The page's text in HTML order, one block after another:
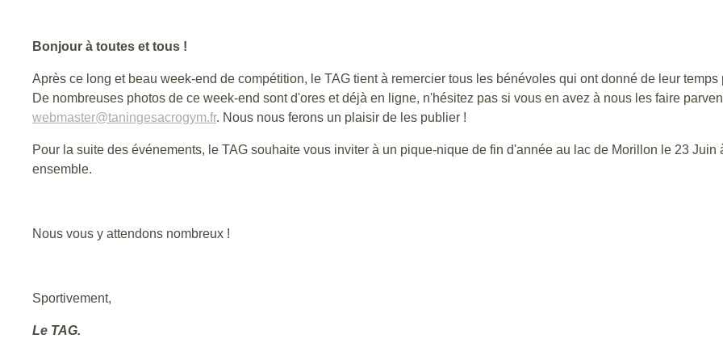
Bonjour à toutes et tous !
Après ce long et beau week-end de compétition, le TAG tient à remercier tous les bénévoles qui ont donné de leur
De nombreuses photos de ce week-end sont d'ores et déjà en ligne, n'hésitez pas si vous en avez à nous les faire
webmaster@taningesacrogym.fr. Nous nous ferons un plaisir de les publier !
Pour la suite des événements, le TAG souhaite vous inviter à un pique-nique de fin d'année au lac de Morillon le 23
ensemble.
Nous vous y attendons nombreux !
Sportivement,
Le TAG.